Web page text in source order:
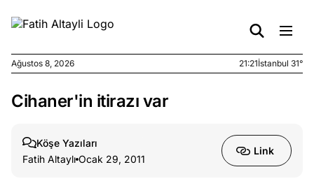
Ağustos
kirli
Ağustos 8, 2026 21:21İstanbul 31°
Cihaner'in itirazı var
Köşe Yazıları
Fatih Altaylı Ocak 29, 2011
Link